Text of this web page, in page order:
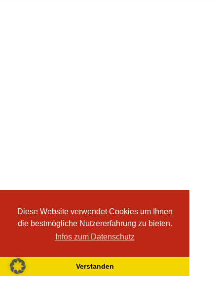
Diese Website verwendet Cookies um Ihnen
die bestmögliche Nutzererfahrung zu bieten.
Infos zum Datenschutz
Verstanden